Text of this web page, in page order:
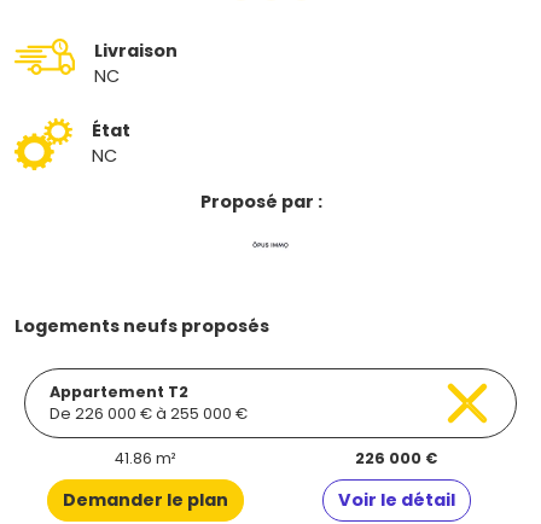
Livraison
NC
État
NC
Proposé par :
Logements neufs proposés
Appartement T2
De 226 000 € à 255 000 €
41.86 m² 226 000 €
Demander le plan Voir le détail